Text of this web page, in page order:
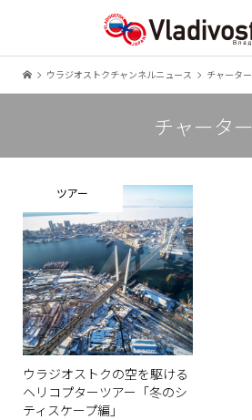
ウラジオストクチャンネルニュース チャーター
チャーター
ツアー
ウラジオストクの空を駆ける
ヘリコプターツアー「冬のシ
ティスケープ編」